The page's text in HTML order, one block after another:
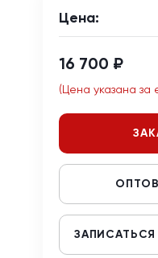
Цена:
16 700 ₽
(Цена указана за